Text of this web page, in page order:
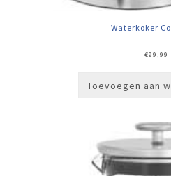
Waterkoker
€99,99
Toevoegen aan